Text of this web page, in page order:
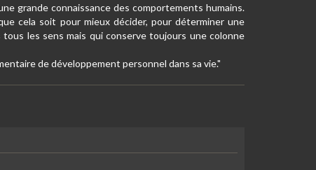
grande connaissance des comportements humains.
cela soit pour mieux décider, pour déterminer une
les sens mais qui conserve toujours une colonne
de développement personnel dans sa vie."